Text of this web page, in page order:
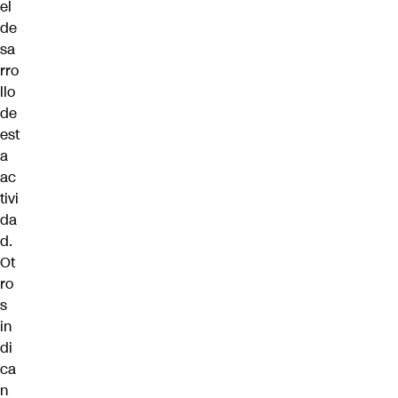
el
de
sa
rro
llo
de
est
a
ac
tivi
da
d.
Ot
ro
s
in
di
ca
n